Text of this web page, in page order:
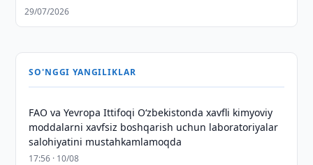
29/07/2026
SO'NGGI YANGILIKLAR
FAO va Yevropa Ittifoqi O‘zbekistonda xavfli kimyoviy
moddalarni xavfsiz boshqarish uchun laboratoriyalar
salohiyatini mustahkamlamoqda
17:56 · 10/08